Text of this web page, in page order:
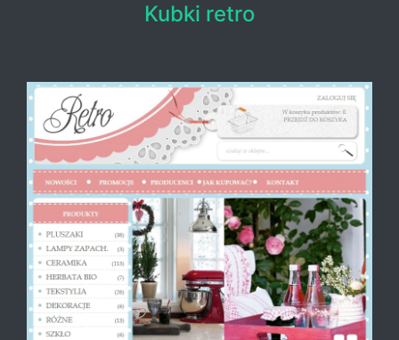
Kubki retro